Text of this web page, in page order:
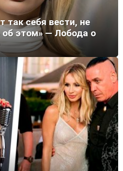
так себя вести, не
этом» — Лобода о